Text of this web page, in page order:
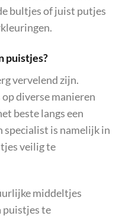
bultjes of juist putjes
puistjes?
vervelend zijn.
diverse manieren
beste langs een
specialist is namelijk in
veilig te
middeltjes
puistjes te